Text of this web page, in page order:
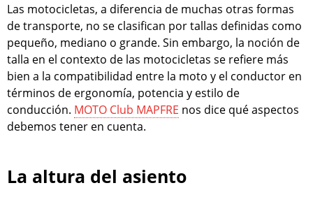
Las motocicletas, a diferencia de muchas otras formas
de transporte, no se clasifican por tallas definidas como
pequeño, mediano o grande. Sin embargo, la noción de
talla en el contexto de las motocicletas se refiere más
bien a la compatibilidad entre la moto y el conductor en
términos de ergonomía, potencia y estilo de
conducción. MOTO Club MAPFRE nos dice qué aspectos
debemos tener en cuenta.
La altura del asiento